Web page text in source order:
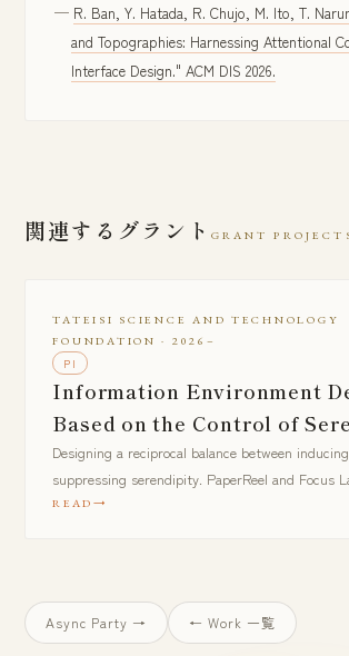
R. Ban, Y. Hatada, R. Chujo, M. Ito, T.
and Topographies: Harnessing Attentional
Interface Design." ACM DIS 2026.
関連するグラント GRANT
TATEISI SCIENCE AND TECHNOLOGY
FOUNDATION · 2026–
PI
Information Environment
Based on the Control of
Designing a reciprocal balance between
suppressing serendipity. PaperReel and Focus
READ
Async Party → ← Work 一覧